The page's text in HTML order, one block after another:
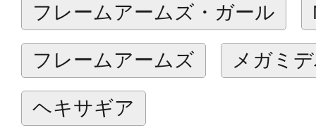
み立てています。
※画像は試作品のものです。実際の
※本商品に「レヴァナント アイ ア
〈Ver.F.M.E.〉」以外の商品は付属し
フレームアームズ・ガール
フレームアームズ メガミ
ヘキサギア